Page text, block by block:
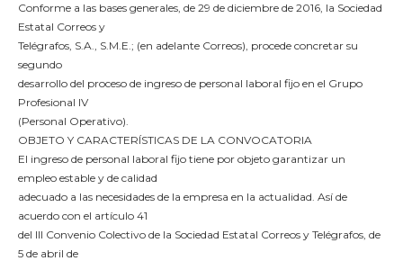
Conforme a las bases generales, de 29 de diciembre de 2016, la Sociedad
Estatal Correos y
Telégrafos, S.A., S.M.E.; (en adelante Correos), procede concretar su
segundo
desarrollo del proceso de ingreso de personal laboral fijo en el Grupo
Profesional IV
(Personal Operativo).
OBJETO Y CARACTERÍSTICAS DE LA CONVOCATORIA
El ingreso de personal laboral fijo tiene por objeto garantizar un
empleo estable y de calidad
adecuado a las necesidades de la empresa en la actualidad. Así de
acuerdo con el artículo 41
del IIl Convenio Colectivo de la Sociedad Estatal Correos y Telégrafos, de
5 de abril de